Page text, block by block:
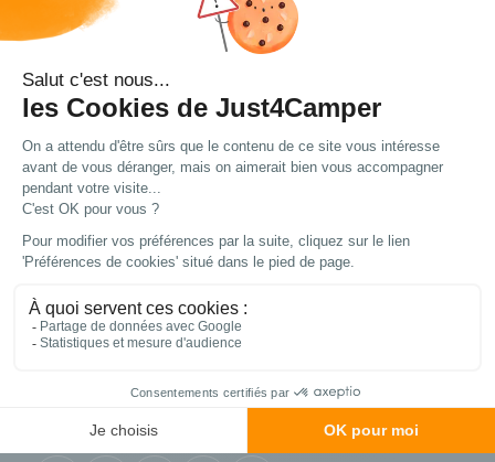
Vous avez une question ?
Nous avons plein de réponses... Peut-être trouverez
vous ce dont vous avez besoin !
Voir nos FAQ
04 86 25 75 49
Notre service client est situé en France